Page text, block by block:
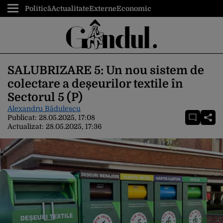
PoliticăActualitateExterneEconomic
SALUBRIZARE 5: Un nou sistem de
colectare a deșeurilor textile în
Sectorul 5 (P)
Alexandru Bădulescu
Publicat: 28.05.2025, 17:08
Actualizat: 28.05.2025, 17:36